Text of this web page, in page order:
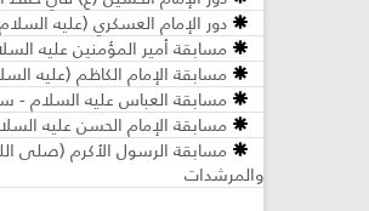
دور الإمام العسكري (عليه
مسابقة أمير المؤمنين عليه
مسابقة الإمام الكاظم (عليه
مسابقة العباس عليه السلام -
مسابقة الإمام الحسن عليه
مسابقة الرسول الأكرم (صلى
والمرشدات